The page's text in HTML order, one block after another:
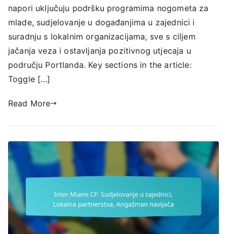
zajednicu,
Lokalna
angažiranost,
Dobrotvorne
inicijative
napori uključuju podršku programima nogometa za
mlade, sudjelovanje u događanjima u zajednici i
suradnju s lokalnim organizacijama, sve s ciljem
jačanja veza i ostavljanja pozitivnog utjecaja u
području Portlanda. Key sections in the article:
Toggle […]
Read More